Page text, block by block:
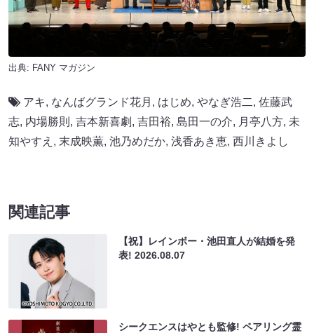
出典: FANY マガジン
アキ, なんばグランド花月 , はじめ, やなぎ浩二, 佐藤武
志, 内場勝則 , 吉本新喜劇 , 吉田裕, 島田一の介, 月亭八方, 未
知やすえ , 末成映薫, 池乃めだか, 浅香あき恵, 西川きよし
関連記事
【祝】レインボー・池田直人が結婚を発
表!2026.08.07
シークエンスはやとも監修! ペアリング霊